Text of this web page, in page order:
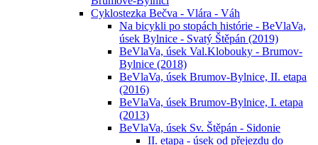
Cyklostezka Bečva - Vlára - Váh
Na bicykli po stopách histórie - BeVlaVa,
úsek Bylnice - Svatý Štěpán (2019)
BeVlaVa, úsek Val.Klobouky - Brumov-
Bylnice (2018)
BeVlaVa, úsek Brumov-Bylnice, II. etapa
(2016)
BeVlaVa, úsek Brumov-Bylnice, I. etapa
(2013)
BeVlaVa, úsek Sv. Štěpán - Sidonie
II. etapa - úsek od přejezdu do